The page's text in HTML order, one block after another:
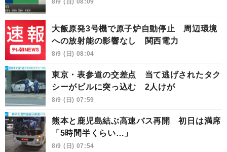
大飯原発3号機で原子炉自動停止 周辺環境
への放射能の影響なし 関西電力
8/9 (日) 08:04
東京・表参道の交差点 当て逃げされたタク
シーがビルに突っ込む 2人けが
8/9 (日) 07:59
熊本と鹿児島結ぶ高速バス再開 初日は満席
「5時間半くらい…」
8/9 (日) 07:54